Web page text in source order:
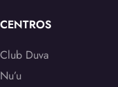
CENTROS
Club Duva
Nu’u